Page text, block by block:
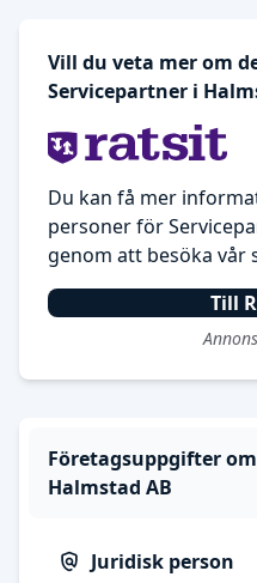
Vill du veta mer om
Servicepartner i
Du kan få mer
personer för
genom att besöka vår
Till
Företagsuppgifter
Halmstad AB
Juridisk person